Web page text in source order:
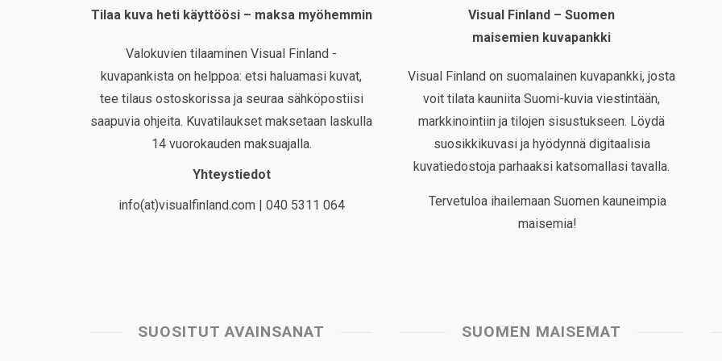
Tilaa kuva heti käyttöösi – maksa myöhemmin
Valokuvien tilaaminen Visual Finland -
kuvapankista on helppoa: etsi haluamasi kuvat,
tee tilaus ostoskorissa ja seuraa sähköpostiisi
saapuvia ohjeita. Kuvatilaukset maksetaan laskulla
14 vuorokauden maksuajalla.
Yhteystiedot
info(at)visualfinland.com | 040 5311 064
Visual Finland – Suomen
maisemien kuvapankki
Visual Finland on suomalainen kuvapankki, josta
voit tilata kauniita Suomi-kuvia viestintään,
markkinointiin ja tilojen sisustukseen. Löydä
suosikkikuvasi ja hyödynnä digitaalisia
kuvatiedostoja parhaaksi katsomallasi tavalla.
Tervetuloa ihailemaan Suomen kauneimpia
maisemia!
SUOSITUT AVAINSANAT SUOMEN MAISEMAT